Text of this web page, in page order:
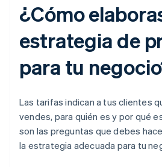
¿Cómo
estrategia de
para tu
Las tarifas indican a tus clientes
vendes, para quién es y por qué
son las preguntas que debes
la estrategia adecuada para tu